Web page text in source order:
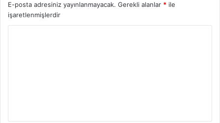
E-posta adresiniz yayınlanmayacak. Gerekli alanlar * ile
işaretlenmişlerdir